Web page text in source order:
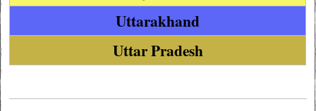
Uttarakhand
Uttar Pradesh